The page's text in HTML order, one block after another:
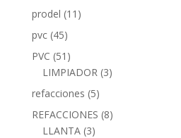
prodel (11)
pvc (45)
PVC (51)
LIMPIADOR (3)
refacciones (5)
REFACCIONES (8)
LLANTA (3)